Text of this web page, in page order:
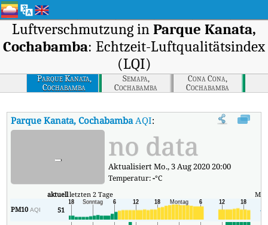
Luftverschmutzung in Parque Kanata,
Cochabamba: Echtzeit-Luftqualitätsindex
(LQI)
Parque Kanata,
Cochabamba
Semapa,
Cochabamba
Cona Cona,
Cochabamba
Parque Kanata, CochabambaAQI: Parque Kanata, Cochabamba
- no data
Aktualisiert Mo., 3 Aug 2020 20:00
Temperatur:-°C
aktuellletzten 2 Tage
PM10AQI 51 40